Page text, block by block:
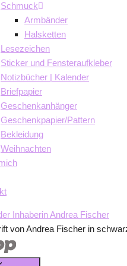
Schmuck
Armbänder
Halsketten
Lesezeichen
Sticker und Fensteraufkleber
Notizbücher | Kalender
Briefpapier
Geschenkanhänger
Geschenkpapier/Pattern
Bekleidung
Weihnachten